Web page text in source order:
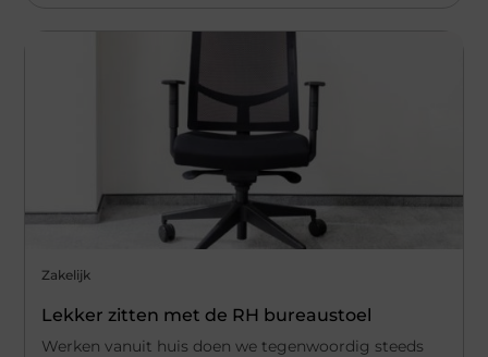
Zakelijk
Lekker zitten met de RH bureaustoel
Werken vanuit huis doen we tegenwoordig steeds